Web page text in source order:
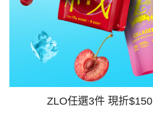
ZLO任選3件 現折$150